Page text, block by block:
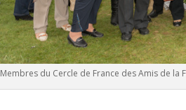
Membres du Cercle de France des Amis de la